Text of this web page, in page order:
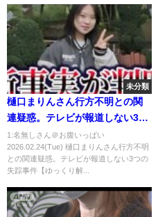
未分類
樋口まりんさん行方不明との関
連疑惑。テレビが報道しない3つ
の失踪事件【ゆっくり解説】
1:名無しさん＠お腹いっぱい
2026.02.24(Tue) 樋口まりんさん行方不明
との関連疑惑。テレビが報道しない3つの
失踪事件【ゆっくり解...